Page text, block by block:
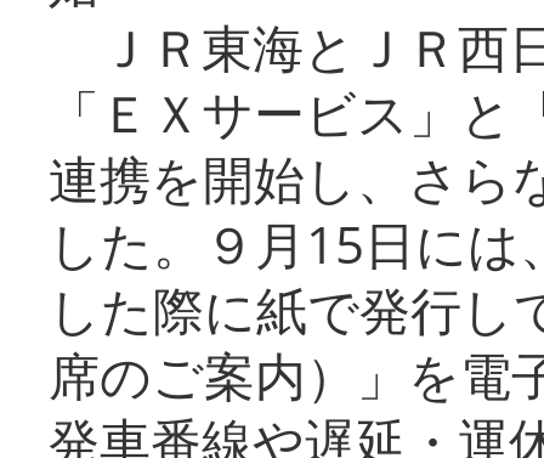
ＪＲ東海とＪＲ西
「ＥＸサービス」
連携を開始し、さら
した。９月15日に
した際に紙で発行し
席のご案内）」を電
発車番線や遅延・運